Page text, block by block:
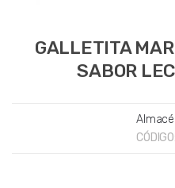
GALLETITA
SABOR
CÓDIGO: